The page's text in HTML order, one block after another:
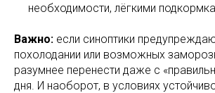
необходимости, лёгкими
Важно: если синоптики
похолодании или возможных
разумнее перенести даже с
дня. И наоборот, в условиях